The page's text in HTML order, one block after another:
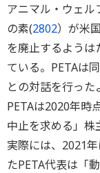
アニマル・ウェ
の素(2802）が米
を廃止するよう
ている。PETAは
との対話を行った
PETAは2020年時
中止を求める」株
実際には、2021
たPETA代表は「